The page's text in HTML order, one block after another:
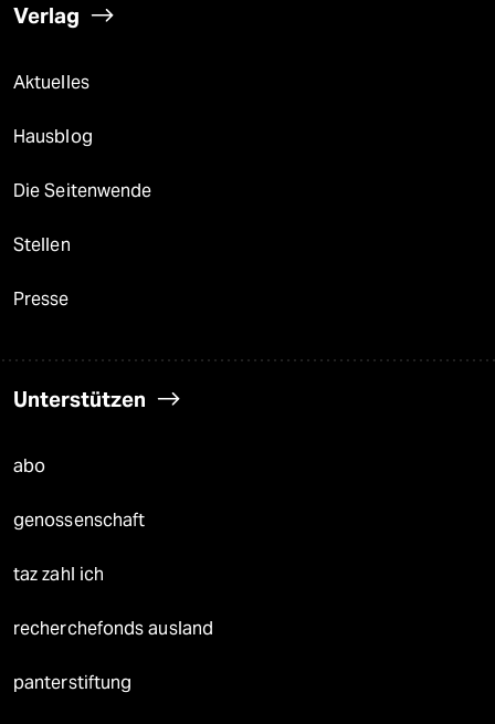
Verlag
Aktuelles
Hausblog
Die Seitenwende
Stellen
Presse
Unterstützen
abo
genossenschaft
taz zahl ich
recherchefonds ausland
panterstiftung